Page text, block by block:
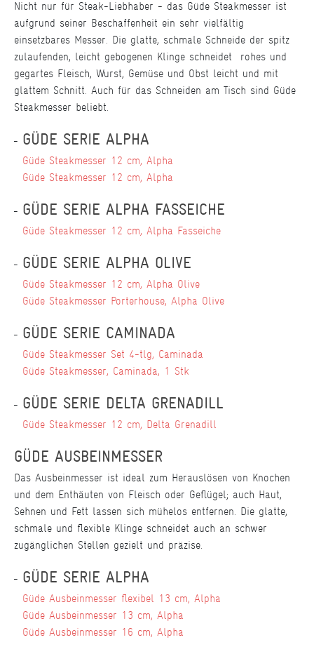
Nicht nur für Steak-Liebhaber - das Güde Steakmesser ist
aufgrund seiner Beschaffenheit ein sehr vielfältig
einsetzbares Messer. Die glatte, schmale Schneide der spitz
zulaufenden, leicht gebogenen Klinge schneidet rohes und
gegartes Fleisch, Wurst, Gemüse und Obst leicht und mit
glattem Schnitt. Auch für das Schneiden am Tisch sind Güde
Steakmesser beliebt.
GÜDE SERIE ALPHA
Güde Steakmesser 12 cm, Alpha
Güde Steakmesser 12 cm, Alpha
GÜDE SERIE ALPHA FASSEICHE
Güde Steakmesser 12 cm, Alpha Fasseiche
GÜDE SERIE ALPHA OLIVE
Güde Steakmesser 12 cm, Alpha Olive
Güde Steakmesser Porterhouse, Alpha Olive
GÜDE SERIE CAMINADA
Güde Steakmesser Set 4-tlg, Caminada
Güde Steakmesser, Caminada, 1 Stk
GÜDE SERIE DELTA GRENADILL
Güde Steakmesser 12 cm, Delta Grenadill
GÜDE AUSBEINMESSER
Das Ausbeinmesser ist ideal zum Herauslösen von Knochen
und dem Enthäuten von Fleisch oder Geflügel; auch Haut,
Sehnen und Fett lassen sich mühelos entfernen. Die glatte,
schmale und flexible Klinge schneidet auch an schwer
zugänglichen Stellen gezielt und präzise.
GÜDE SERIE ALPHA
Güde Ausbeinmesser flexibel 13 cm, Alpha
Güde Ausbeinmesser 13 cm, Alpha
Güde Ausbeinmesser 16 cm, Alpha